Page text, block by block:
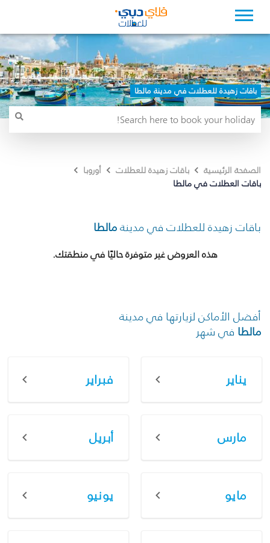
باقات زهيدة للعطلات في مدينة مالطا
الصفحة الرئيسية باقات زهيدة للعطلات
أوروبا
باقات العطلات في مالطا
باقات زهيدة للعطلات في مدينةمالطا
هذه العروض غير متوفرة حاليًا في منطقتك.
أفضل الأماكن لزيارتها في مدينة
مالطا في شهر
يناير فبراير
مارس أبريل
مايو يونيو